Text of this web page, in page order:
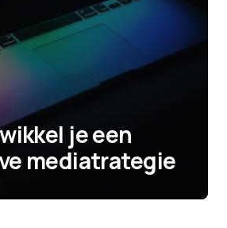
je een
mediatrategie